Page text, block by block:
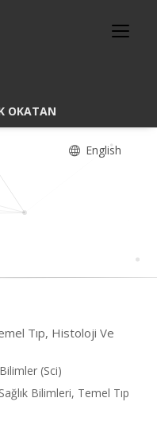
OKATAN
English
Tıp, Histoloji Ve
(Sci)
Bilimleri, Temel Tıp